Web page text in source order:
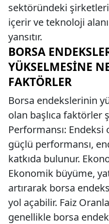
sektöründeki
içerir ve teknoloji
yansıtır.
BORSA
YÜKSELMESINE
FAKTÖRLER
Borsa endekslerinin
olan başlıca faktörler
Performansı:
güçlü performansı,
katkıda bulunur.
Ekonomik büyüme,
artırarak borsa
yol açabilir. Faiz
genellikle borsa